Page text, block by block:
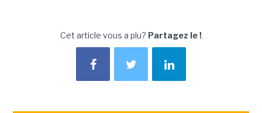
Cet article vous a plu? Partagez le !